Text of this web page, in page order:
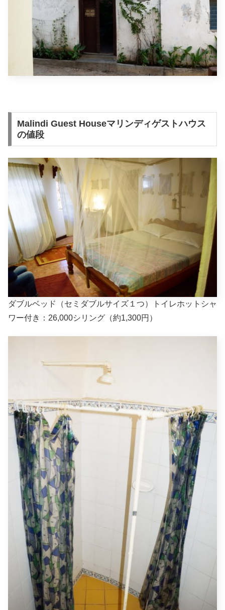
Malindi Guest Houseマリンディゲストハウス
の値段
ダブルベッド（セミダブルサイズ１つ）トイレホットシャ
ワー付き：26,000シリング（約1,300円）